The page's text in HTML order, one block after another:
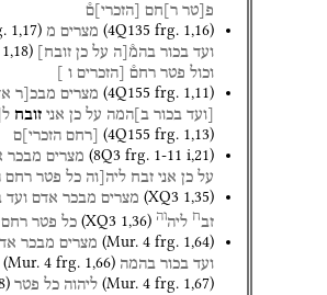
פ[טר ר]חם הזכרי ם֯
(4Q135 frg. 1,16) מצרים מ 1,17)
ועד בכור בהמ֯[ה על כן זובח] ,18)
וכול פטר רחם֯ [הזכרים ו
(4Q155 frg. 1,11) מצרים מבכ[ר
[ועד בכור ב]המה על כן אני זובח
(4Q155 frg. 1,13) [רחם הזכרי]ם
(8Q3 frg. 1-11 i,21) מצרים מבכר
על כן אני זבח ליה[וה כל פטר רחם
(XQ3 1,35) מצרים מבכר אדם ועד
זבח ליהוה (XQ3 1,36) כל פטר רחם
(Mur. 4 frg. 1,64) מצרים מבכר
ועד בכור בהמה (Mur. 4 frg. 1,66)
(Mur. 4 frg. 1,67) ליהוה כל פטר )